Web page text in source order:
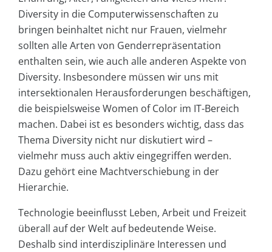
Diversity in die Computerwissenschaften zu
bringen beinhaltet nicht nur Frauen, vielmehr
sollten alle Arten von Genderrepräsentation
enthalten sein, wie auch alle anderen Aspekte von
Diversity. Insbesondere müssen wir uns mit
intersektionalen Herausforderungen beschäftigen,
die beispielsweise Women of Color im IT-Bereich
machen. Dabei ist es besonders wichtig, dass das
Thema Diversity nicht nur diskutiert wird –
vielmehr muss auch aktiv eingegriffen werden.
Dazu gehört eine Machtverschiebung in der
Hierarchie.
Technologie beeinflusst Leben, Arbeit und Freizeit
überall auf der Welt auf bedeutende Weise.
Deshalb sind interdisziplinäre Interessen und